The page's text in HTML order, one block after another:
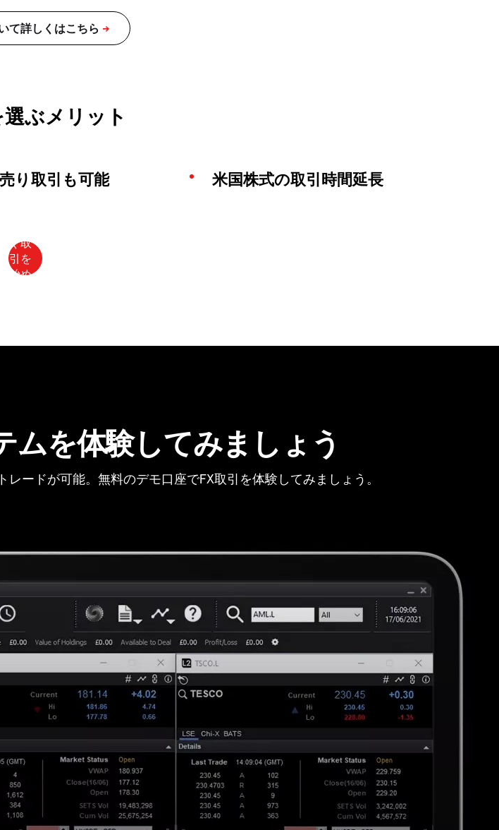
ぶメリット
り取引も可能 米国株式の取引時間延長
ムを体験してみましょう
ードが可能。無料のデモ口座でFX取引を体験してみましょう。